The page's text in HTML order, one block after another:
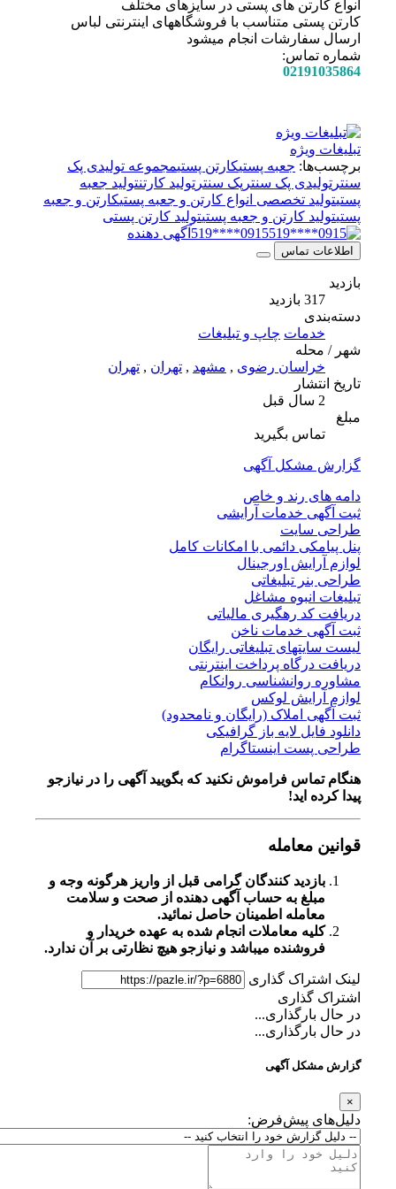
انواع کارتن های پستی در سایزهای مختلف
کارتن پستی متناسب با فروشگاههای اینترنتی لباس
ارسال سفارشات انجام میشود
شماره تماس:
02191035864
تبلیغات ویژه
برچسب‌ها:جعبه پستیکارتن پستیمجموعه تولیدی پک
تولیدی پک سنتر پک سنتر تولید کارتن تولید جعبه
تولید تخصصی انواع کارتن و جعبه پستیکارتن و جعبه
تولید کارتن و جعبه پستیتولید کارتن پستی
0915****519
آگهی دهنده
اطلاعات تماس
دسته‌بندی
خدمات چاپ و تبلیغات
شهر / محله
خراسان رضوی ,مشهد,تهران,تهران
تاریخ انتشار
تماس بگیرید
گزارش مشکل آگهی
دامه های رند و خاص
ثبت آگهی خدمات آرایشی
طراحی سایت
پنل پیامکی دائمی با امکانات کامل
لوازم آرایش اورجینال
طراحی بنر تبلیغاتی
تبلیغات انبوه مشاغل
دریافت کد رهگیری مالیاتی
ثبت آگهی خدمات ناخن
لیست سایتهای تبلیغاتی رایگان
دریافت درگاه پرداخت اینترنتی
مشاوره روانشناسی روانکام
لوازم آرایش لوکس
ثبت آگهی املاک (رایگان و نامحدود)
دانلود فایل لایه باز گرافیکی
طراحی پست اینستاگرام
هنگام تماس فراموش نکنید که بگویید آگهی را در نیازجو
پیدا کرده اید!
قوانین معامله
بازدید کنندگان گرامی قبل از واریز هرگونه وجه و
مبلغ به حساب آگهی دهنده از صحت و سلامت
معامله اطمینان حاصل نمائید.
کلیه معاملات انجام شده به عهده خریدار و
فروشنده میباشد و نیازجو هیچ نظارتی بر آن ندارد.
لینک اشتراک گذاری
اشتراک گذاری
در حال بارگذاری...
در حال بارگذاری...
گزارش مشکل آگهی
دلیل‌های پیش‌فرض: